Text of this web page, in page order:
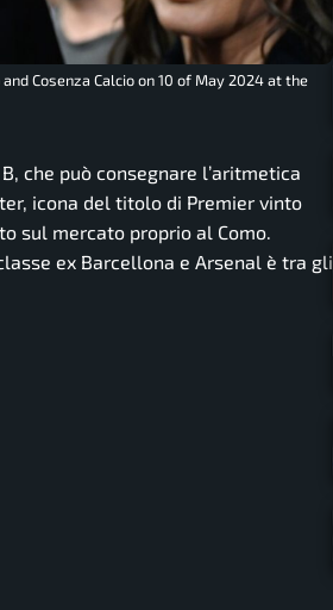
Cosenza Calcio on 10 of May 2024 at the
che può consegnare l’aritmetica
icona del titolo di Premier vinto
sul mercato proprio al Como.
ex Barcellona e Arsenal è tra gli